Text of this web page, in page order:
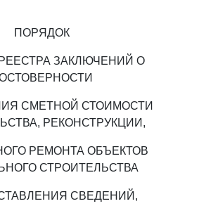
ПОРЯДОК
ЗАКЛЮЧЕНИЙ О
СМЕТНОЙ СТОИМОСТИ
РЕКОНСТРУКЦИИ,
РЕМОНТА ОБЪЕКТОВ
СТРОИТЕЛЬСТВА
СВЕДЕНИЙ,